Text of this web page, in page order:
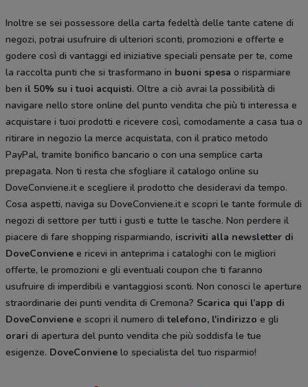
Inoltre se sei possessore della carta fedeltà delle tante catene di
negozi, potrai usufruire di ulteriori sconti, promozioni e offerte e
godere così di vantaggi ed iniziative speciali pensate per te, come
la raccolta punti che si trasformano in buoni spesa o risparmiare
ben il 50% su i tuoi acquisti. Oltre a ciò avrai la possibilità di
navigare nello store online del punto vendita che più ti interessa e
acquistare i tuoi prodotti e ricevere così, comodamente a casa tua o
ritirare in negozio la merce acquistata, con il pratico metodo
PayPal, tramite bonifico bancario o con una semplice carta
prepagata. Non ti resta che sfogliare il catalogo online su
DoveConviene.it e scegliere il prodotto che desideravi da tempo.
Cosa aspetti, naviga su DoveConviene.it e scopri le tante formule di
negozi di settore per tutti i gusti e tutte le tasche. Non perdere il
piacere di fare shopping risparmiando, iscriviti alla newsletter di
DoveConviene e ricevi in anteprima i cataloghi con le migliori
offerte, le promozioni e gli eventuali coupon che ti faranno
usufruire di imperdibili e vantaggiosi sconti. Non conosci le aperture
straordinarie dei punti vendita di Cremona? Scarica qui l’app di
DoveConviene e scopri il numero ditelefono, l'indirizzo e gli
orari di apertura del punto vendita che più soddisfa le tue
esigenze. DoveConviene lo specialista del tuo risparmio!